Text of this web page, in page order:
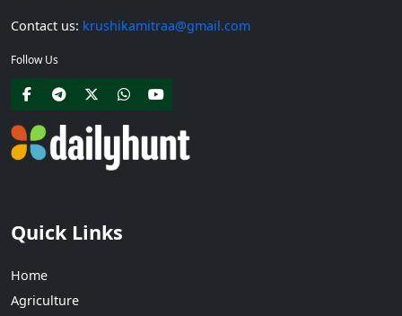
Contact us: krushikamitraa@gmail.com
Follow Us
Quick Links
Home
Agriculture